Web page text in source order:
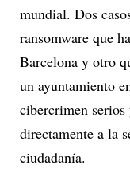
mundial. Dos
ransomware que
Barcelona y otro
un ayuntamiento
cibercrimen serios
directamente a la
ciudadanía.